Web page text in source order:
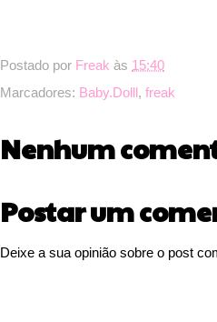
Postado por Freak às 15:40
Marcadores: Baby.Dolll, freak
Nenhum
Postar um
Deixe a sua opinião sobre o post